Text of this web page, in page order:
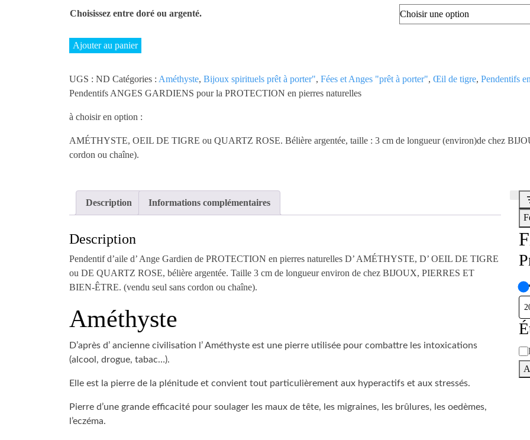
à
Choisissez entre doré ou argenté.
quantité
GARDIEN
PROTECTION
en
D'OEIL
DE
DE
QUARTZ
ROSE
ou
AMÉTHYSTE
de
chez
BIJOUX,
ET
Ajouter au panier
UGS : ND Catégories : Améthyste, Bijoux spirituels prêt à porter", Fées et Anges "prêt à porter", Œil de tigre, Pendentifs
Pendentifs ANGES GARDIENS pour la PROTECTION en pierres naturelles
à choisir en option :
AMÉTHYSTE, OEIL DE TIGRE ou QUARTZ ROSE. Bélière argentée, taille : 3 cm de longueur (environ)de chez
cordon ou chaîne).
Description Informations complémentaires
Description
Pendentif d’aile d’ Ange Gardien de PROTECTION en pierres naturelles D’ AMÉTHYSTE, D’ OEIL DE TIGRE
ou DE QUARTZ ROSE, bélière argentée. Taille 3 cm de longueur environ de chez BIJOUX, PIERRES ET
BIEN-ÊTRE. (vendu seul sans cordon ou chaîne).
Améthyste
D’après d’ ancienne civilisation l’ Améthyste est une pierre utilisée pour combattre les intoxications
(alcool, drogue, tabac…).
Elle est la pierre de la plénitude et convient tout particulièrement aux hyperactifs et aux stressés.
Pierre d’une grande efficacité pour soulager les maux de tête, les migraines, les brûlures, les oedèmes,
l’eczéma.